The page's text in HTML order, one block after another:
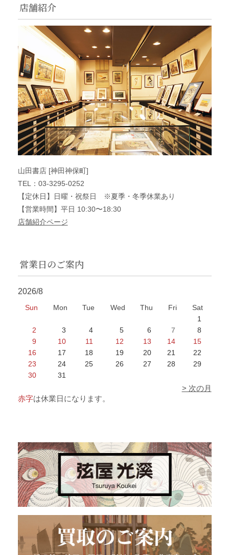
店舗紹介
山田書店 [神田神保町]
TEL：03-3295-0252
【定休日】日曜・祝祭日 ※夏季・冬季休業あり
【営業時間】平日 10:30〜18:30
店舗紹介ページ
営業日のご案内
2026/8
Sun Mon Tue Wed Thu Fri
Sat
1
2
3 4 5 6 7
8
9
10 11 12 13 14
15
16
17 18 19 20 21
22
23
24 25 26 27 28
29
30
31
> 次の月
赤字は休業日になります。